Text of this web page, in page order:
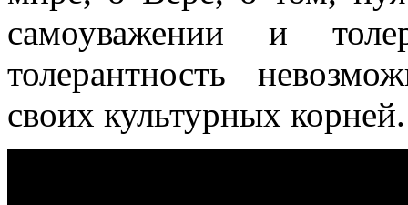
самоуважении и
толерантность
своих культурных корней.